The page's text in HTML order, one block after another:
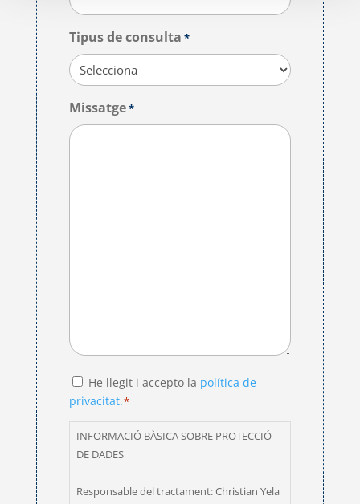
Tipus de consulta *
Missatge*
Consent
*
He llegit i accepto la política de
privacitat.*
INFORMACIÓ BÀSICA SOBRE PROTECCIÓ
DE DADES
Responsable del tractament: Christian Yela